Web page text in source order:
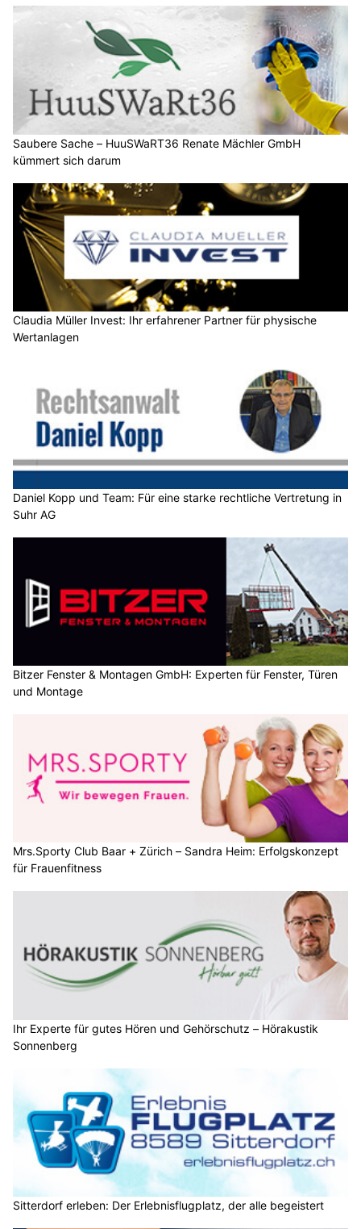
Saubere Sache – HuuSWaRT36 Renate Mächler GmbH
kümmert sich darum
Claudia Müller Invest: Ihr erfahrener Partner für physische
Wertanlagen
Daniel Kopp und Team: Für eine starke rechtliche Vertretung in
Suhr AG
Bitzer Fenster & Montagen GmbH: Experten für Fenster, Türen
und Montage
Mrs.Sporty Club Baar + Zürich – Sandra Heim: Erfolgskonzept
für Frauenfitness
Ihr Experte für gutes Hören und Gehörschutz – Hörakustik
Sonnenberg
Sitterdorf erleben: Der Erlebnisflugplatz, der alle begeistert